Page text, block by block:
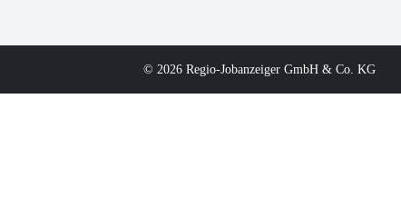
© 2026 Regio-Jobanzeiger GmbH & Co. KG